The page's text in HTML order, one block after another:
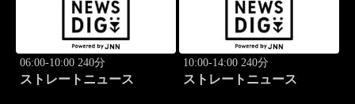
06:00-10:00 240分
ストレートニュース
10:00-14:00 240分
ストレートニュース